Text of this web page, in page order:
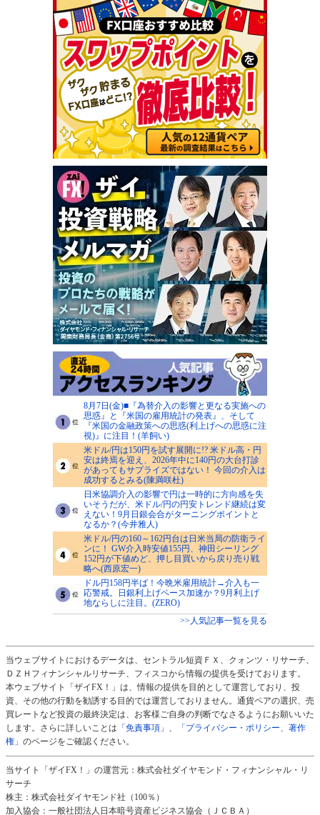
8月7日(金)■『為替介入の影響と更なる実施への
思惑』と『米国の雇用統計の発表』、そして
『米国の金融政策への思惑(利上げへの思惑に注
視)』に注目！(羊飼い)
米ドル/円は150円を試す展開に!? 米ドル高・円
安は終焉を迎え、2026年中に140円の大台打診
があってもサプライズではない！ 今回の介入は
成功するとみる(陳満咲杜)
日米協調介入の影響で円は一時的に方向感を失
いそうだが、米ドル/円の円安トレンド継続は変
えない！9月日銀会合がターニングポイントと
なるか？(今井雅人)
米ドル/円の160～162円台は日米当局の防衛ライ
ンに！ GW介入時安値155円、神田シーリング
152円が下値めど、押し目買いから戻り売り戦
略へ(西原宏一)
ドル円158円半ば！今晩米雇用統計→介入も一
応警戒。日銀利上げペース加速か？9月利上げ
地ならしに注目。(ZERO)
>>人気記事一覧を見る
当ウェブサイトにおけるデータは、セントラル短資ＦＸ、クォンツ・リサーチ、
ＤＺＨフィナンシャルリサーチ、フィスコから情報の提供を受けております。
本ウェブサイト「ザイFX！」は、情報の提供を目的として運営しており、投
資、その他の行動を勧誘する目的では運営しておりません。通貨ペアの選択、売
買レートなど投資の最終決定は、お客様ご自身の判断でなさるようにお願いいた
します。さらに詳しいことは 「免責事項」 、
「プライバシー・ポリシー、著作
権」 のページをご確認ください。
当サイト「ザイFX！」の運営元：株式会社ダイヤモンド・フィナンシャル・リ
サーチ
株主：株式会社ダイヤモンド社（100％）
加入協会：一般社団法人日本暗号資産ビジネス協会（ＪＣＢＡ）